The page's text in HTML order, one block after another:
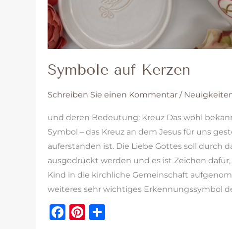
Symbole auf Kerzen
Schreiben Sie einen Kommentar /
und deren Bedeutung: Kreuz Das wohl
Symbol – das Kreuz an dem Jesus für uns
auferstanden ist. Die Liebe Gottes soll durch
ausgedrückt werden und es ist Zeichen
Kind in die kirchliche Gemeinschaft
weiteres sehr wichtiges Erkennungssymbol
F
Pi